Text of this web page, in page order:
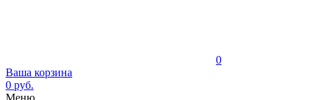
0
Ваша корзина
0 руб.
Меню